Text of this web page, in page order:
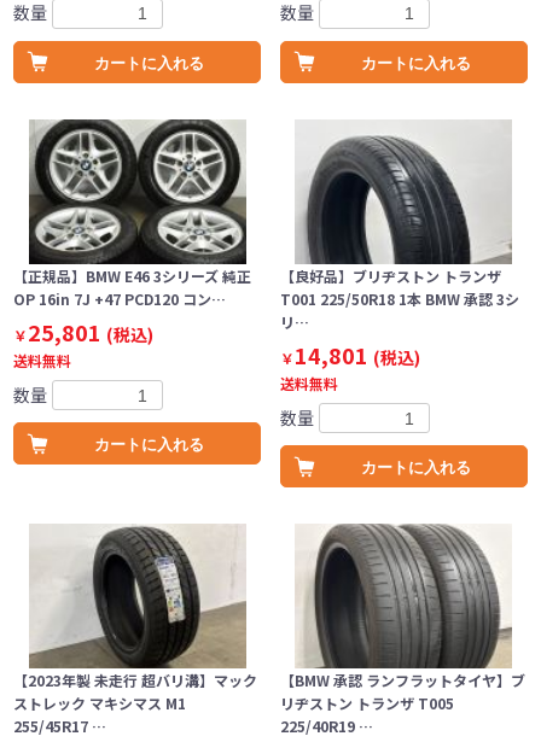
数量
カートに入れる
数量
カートに入れる
【正規品】BMW E46 3シリーズ 純正
OP 16in 7J +47 PCD120 コン…
￥25,801 (税込)
送料無料
数量
カートに入れる
【良好品】ブリヂストン トランザ
T001 225/50R18 1本 BMW 承認 3シ
リ…
￥14,801 (税込)
送料無料
数量
カートに入れる
【2023年製 未走行 超バリ溝】マック
ストレック マキシマス M1
255/45R17 …
【BMW 承認 ランフラットタイヤ】ブ
リヂストン トランザ T005
225/40R19 …